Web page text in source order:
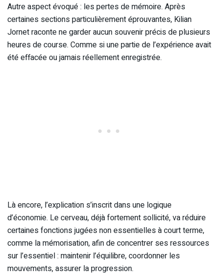
Autre aspect évoqué : les pertes de mémoire. Après
certaines sections particulièrement éprouvantes, Kilian
Jornet raconte ne garder aucun souvenir précis de plusieurs
heures de course. Comme si une partie de l’expérience avait
été effacée ou jamais réellement enregistrée.
Là encore, l’explication s’inscrit dans une logique
d’économie. Le cerveau, déjà fortement sollicité, va réduire
certaines fonctions jugées non essentielles à court terme,
comme la mémorisation, afin de concentrer ses ressources
sur l’essentiel : maintenir l’équilibre, coordonner les
mouvements, assurer la progression.